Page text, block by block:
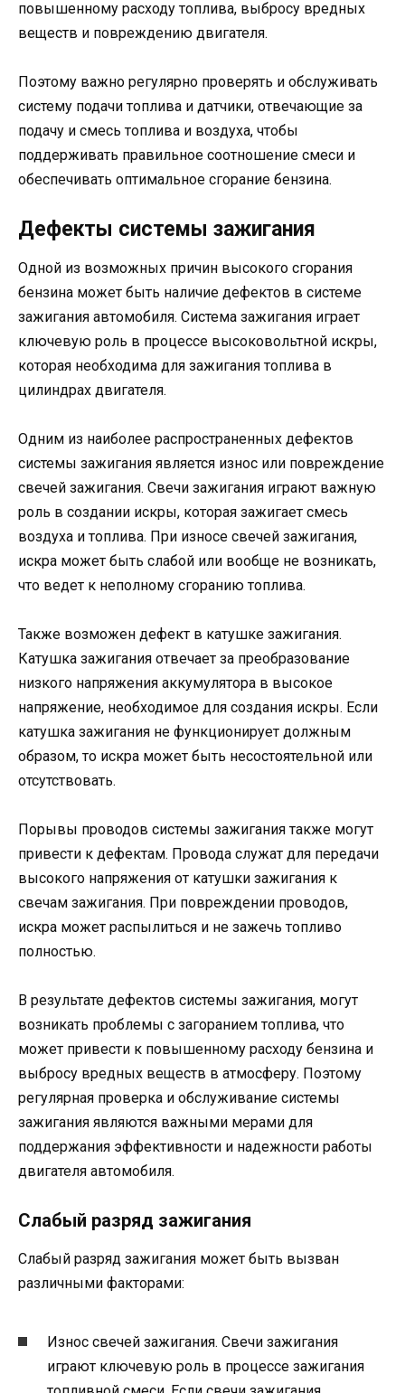
повышенному расходу топлива, выбросу вредных
веществ и повреждению двигателя.
Поэтому важно регулярно проверять и обслуживать
систему подачи топлива и датчики, отвечающие за
подачу и смесь топлива и воздуха, чтобы
поддерживать правильное соотношение смеси и
обеспечивать оптимальное сгорание бензина.
Дефекты системы зажигания
Одной из возможных причин высокого сгорания
бензина может быть наличие дефектов в системе
зажигания автомобиля. Система зажигания играет
ключевую роль в процессе высоковольтной искры,
которая необходима для зажигания топлива в
цилиндрах двигателя.
Одним из наиболее распространенных дефектов
системы зажигания является износ или повреждение
свечей зажигания. Свечи зажигания играют важную
роль в создании искры, которая зажигает смесь
воздуха и топлива. При износе свечей зажигания,
искра может быть слабой или вообще не возникать,
что ведет к неполному сгоранию топлива.
Также возможен дефект в катушке зажигания.
Катушка зажигания отвечает за преобразование
низкого напряжения аккумулятора в высокое
напряжение, необходимое для создания искры. Если
катушка зажигания не функционирует должным
образом, то искра может быть несостоятельной или
отсутствовать.
Порывы проводов системы зажигания также могут
привести к дефектам. Провода служат для передачи
высокого напряжения от катушки зажигания к
свечам зажигания. При повреждении проводов,
искра может распылиться и не зажечь топливо
полностью.
В результате дефектов системы зажигания, могут
возникать проблемы с загоранием топлива, что
может привести к повышенному расходу бензина и
выбросу вредных веществ в атмосферу. Поэтому
регулярная проверка и обслуживание системы
зажигания являются важными мерами для
поддержания эффективности и надежности работы
двигателя автомобиля.
Слабый разряд зажигания
Слабый разряд зажигания может быть вызван
различными факторами:
Износ свечей зажигания. Свечи зажигания
играют ключевую роль в процессе зажигания